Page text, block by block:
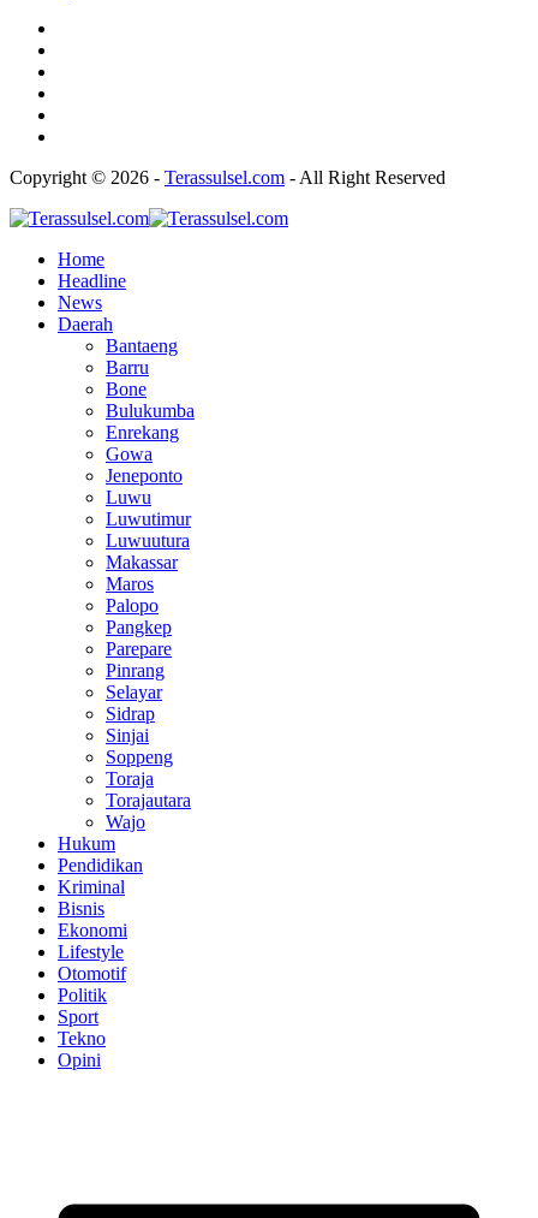
Copyright © 2026 - Terassulsel.com - All Right Reserved
Home
Headline
News
Daerah
Bantaeng
Barru
Bone
Bulukumba
Enrekang
Gowa
Jeneponto
Luwu
Luwutimur
Luwuutura
Makassar
Maros
Palopo
Pangkep
Parepare
Pinrang
Selayar
Sidrap
Sinjai
Soppeng
Toraja
Torajautara
Wajo
Hukum
Pendidikan
Kriminal
Bisnis
Ekonomi
Lifestyle
Otomotif
Politik
Sport
Tekno
Opini